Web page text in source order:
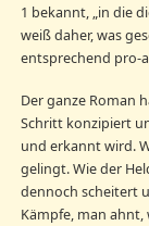
1 bekannt, „in die
weiß daher, was
entsprechend pro-
Der ganze Roman
Schritt konzipiert
und erkannt wird.
gelingt. Wie der
dennoch scheitert
Kämpfe, man ahnt,